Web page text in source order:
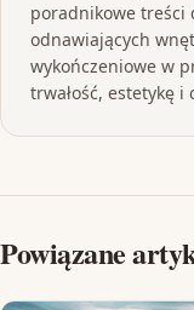
poradnikowe treści
odnawiających
wykończeniowe w
trwałość, estetykę
Powiązane